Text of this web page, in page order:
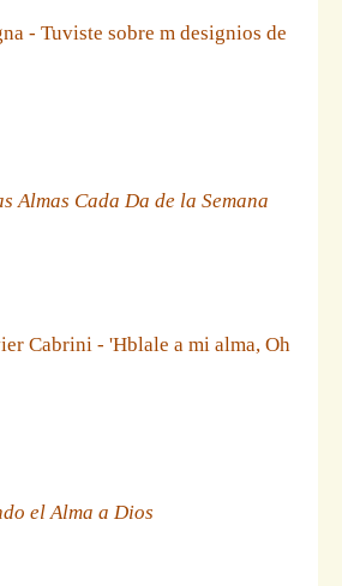
- Tuviste sobre m designios de
Almas Cada Da de la Semana
Cabrini - 'Hblale a mi alma, Oh
el Alma a Dios